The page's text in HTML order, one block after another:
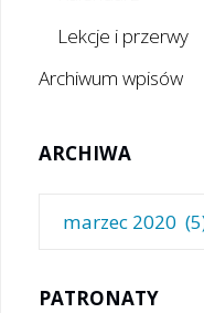
Lekcje i przerwy
Archiwum wpisów
ARCHIWA
PATRONATY